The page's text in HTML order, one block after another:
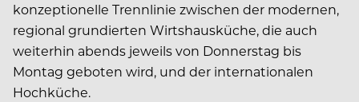
konzeptionelle Trennlinie zwischen der modernen,
regional grundierten Wirtshausküche, die auch
weiterhin abends jeweils von Donnerstag bis
Montag geboten wird, und der internationalen
Hochküche.